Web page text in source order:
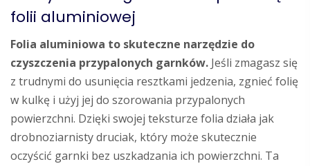
folii aluminiowej
Folia aluminiowa to skuteczne narzędzie do
czyszczenia przypalonych garnków. Jeśli zmagasz się
z trudnymi do usunięcia resztkami jedzenia, zgnieć folię
w kulkę i użyj jej do szorowania przypalonych
powierzchni. Dzięki swojej teksturze folia działa jak
drobnoziarnisty druciak, który może skutecznie
oczyścić garnki bez uszkadzania ich powierzchni. Ta